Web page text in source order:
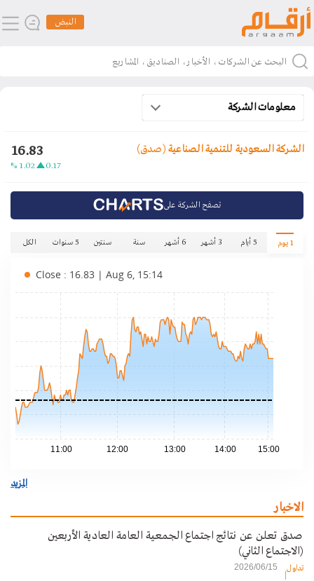
النبض
معلومات الشركة
الشركة السعودية للتنمية الصناعية (صدق) 16.83
0.17
1.02 %
تصفح الشركة على
1 يوم 5 أيام 3 أشهر 6 أشهر سنة سنتين 5 سنوات الكل
11:00 12:00 13:00 14:00 15:00
Close : 16.83 | Aug 6, 15:14
المزيد
الاخبار
صدق تعلن عن نتائج اجتماع الجمعية العامة العادية الأربعين
(الاجتماع الثاني)
تداول 2026/06/15